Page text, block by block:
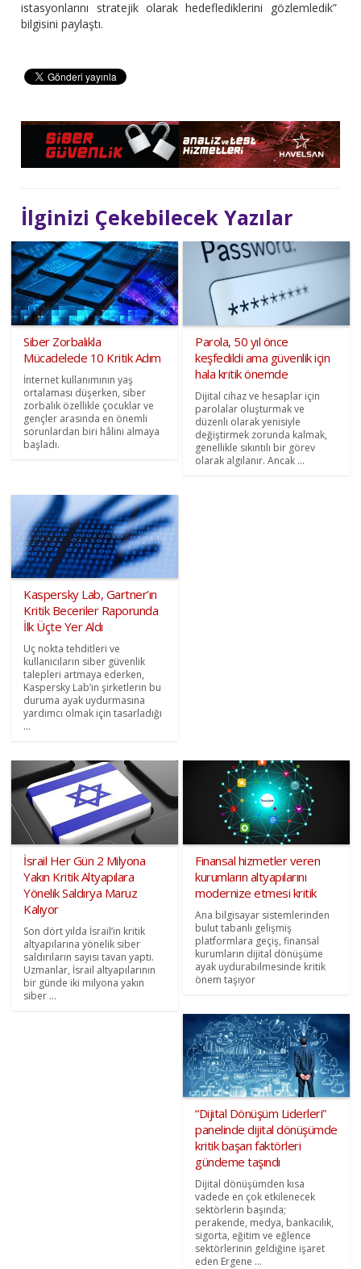
istasyonlarını stratejik olarak hedeflediklerini gözlemledik”
bilgisini paylaştı.
İlginizi Çekebilecek Yazılar
Siber Zorbalıkla
Mücadelede 10 Kritik Adım
İnternet kullanımının yaş
ortalaması düşerken, siber
zorbalık özellikle çocuklar ve
gençler arasında en önemli
sorunlardan biri hâlini almaya
başladı.
Parola, 50 yıl önce
keşfedildi ama güvenlik için
hala kritik önemde
Dijital cihaz ve hesaplar için
parolalar oluşturmak ve
düzenli olarak yenisiyle
değiştirmek zorunda kalmak,
genellikle sıkıntılı bir görev
olarak algılanır. Ancak ...
Kaspersky Lab, Gartner’ın
Kritik Beceriler Raporunda
İlk Üçte Yer Aldı
Uç nokta tehditleri ve
kullanıcıların siber güvenlik
talepleri artmaya ederken,
Kaspersky Lab’in şirketlerin bu
duruma ayak uydurmasına
yardımcı olmak için tasarladığı
...
İsrail Her Gün 2 Milyona
Yakın Kritik Altyapılara
Yönelik Saldırya Maruz
Kalıyor
Son dört yılda İsrail’in kritik
altyapılarına yönelik siber
saldırıların sayısı tavan yaptı.
Uzmanlar, İsrail altyapılarının
bir günde iki milyona yakın
siber ...
Finansal hizmetler veren
kurumların altyapılarını
modernize etmesi kritik
Ana bilgisayar sistemlerinden
bulut tabanlı gelişmiş
platformlara geçiş, finansal
kurumların dijital dönüşüme
ayak uydurabilmesinde kritik
önem taşıyor
“Dijital Dönüşüm Liderleri”
panelinde dijital dönüşümde
kritik başarı faktörleri
gündeme taşındı
Dijital dönüşümden kısa
vadede en çok etkilenecek
sektörlerin başında;
perakende, medya, bankacılık,
sigorta, eğitim ve eğlence
sektörlerinin geldiğine işaret
eden Ergene ...